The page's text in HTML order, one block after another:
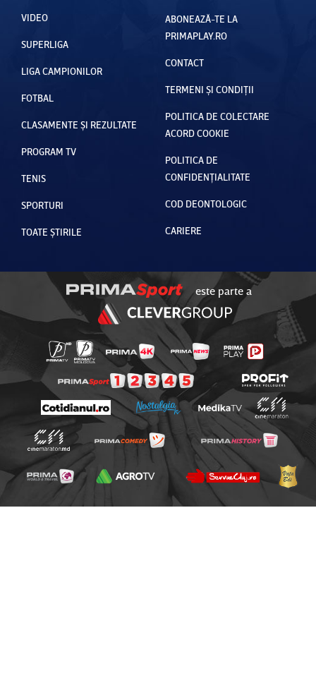
VIDEO
SUPERLIGA
LIGA CAMPIONILOR
FOTBAL
CLASAMENTE ȘI REZULTATE
PROGRAM TV
TENIS
SPORTURI
TOATE ȘTIRILE
ABONEAZĂ-TE LA
PRIMAPLAY.RO
CONTACT
TERMENI ȘI CONDIȚII
POLITICA DE COLECTARE
ACORD COOKIE
POLITICA DE
CONFIDENȚIALITATE
COD DEONTOLOGIC
CARIERE
este parte a